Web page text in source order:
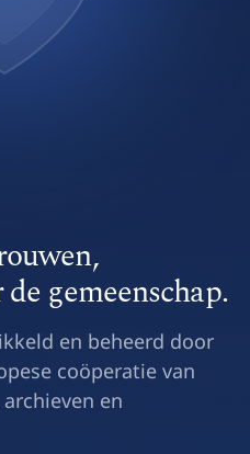
gemeenschap.
en beheerd door
coöperatie van
en